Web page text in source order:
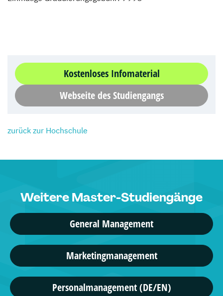
Kostenloses Infomaterial
Webseite des Studiengangs
zurück zur Hochschule
Weitere Master-Studiengänge
General Management
Marketingmanagement
Personalmanagement (DE/EN)